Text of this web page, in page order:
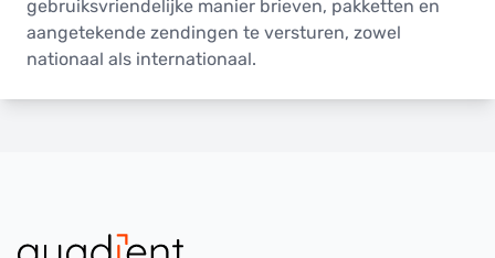
gebruiksvriendelijke manier brieven, pakketten en
aangetekende zendingen te versturen, zowel
nationaal als internationaal.